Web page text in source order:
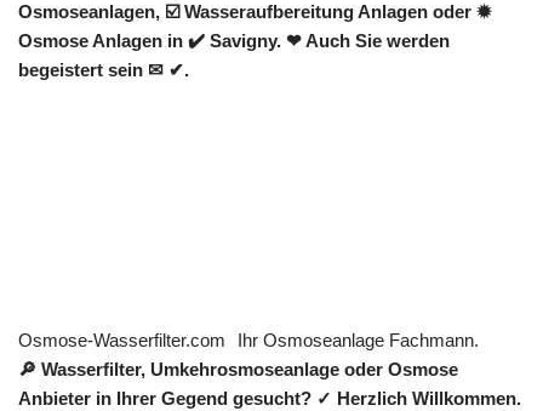
Osmoseanlagen, ☑️ Wasseraufbereitung Anlagen oder ✹
Osmose Anlagen in ✔️ Savigny. ❤ Auch Sie werden
begeistert sein ✉ ✔.
Osmose-Wasserfilter.com
Ihr Osmoseanlage Fachmann.
🔎 Wasserfilter, Umkehrosmoseanlage oder Osmose
Anbieter in Ihrer Gegend gesucht? ✓ Herzlich Willkommen.